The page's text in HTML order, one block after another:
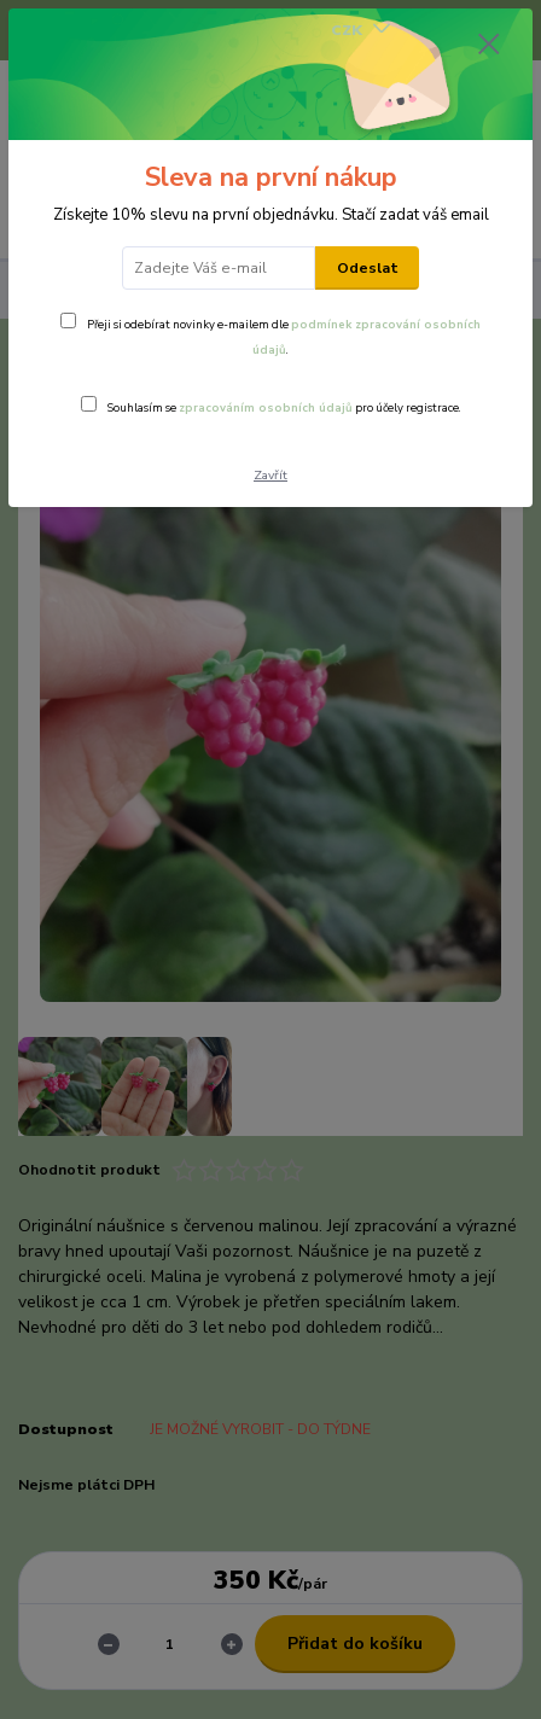
Menu
CZK
(Po-Pá, 8-16 hod.)
0 Kč
Chirurgická a nerezová ocel Malina
Ohodnotit produkt
Originální náušnice s červenou malinou. Její zpracování a výrazné
bravy hned upoutají Vaši pozornost. Náušnice je na puzetě z
chirurgické oceli. Malina je vyrobená z polymerové hmoty a její
velikost je cca 1 cm. Výrobek je přetřen speciálním lakem.
Nevhodné pro děti do 3 let nebo pod dohledem rodičů...
Dostupnost JE MOŽNÉ VYROBIT - DO TÝDNE
Nejsme plátci DPH
350 Kč/pár
Přidat do košíku
Sleva na první nákup
Získejte 10% slevu na první objednávku. Stačí zadat váš email
Odeslat
Přeji si odebírat novinky e-mailem dle podmínek zpracování osobních
údajů.
Souhlasím se zpracováním osobních údajů pro účely registrace.
Zavřít